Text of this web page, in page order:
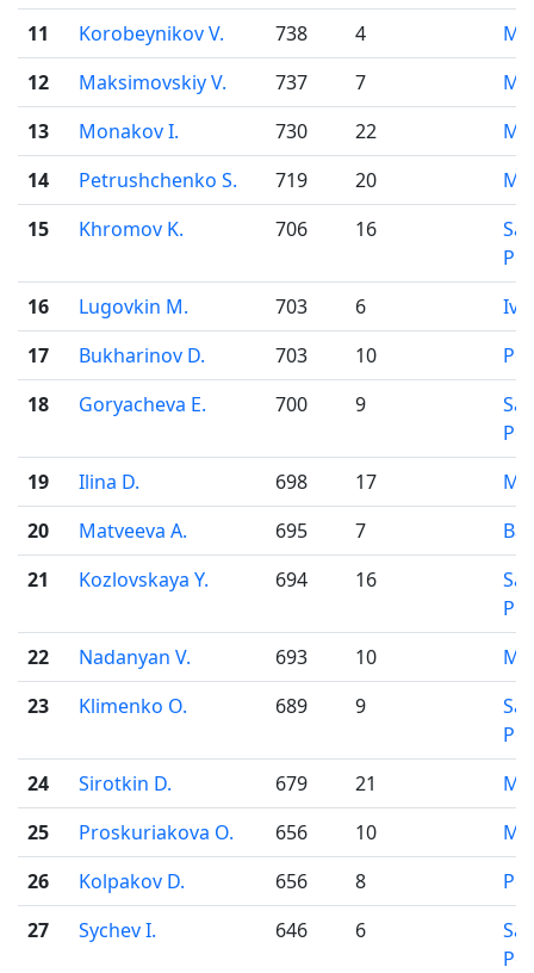
11
Korobeynikov V. 738 4
12
Maksimovskiy V. 737 7
13
Monakov I. 730 22
14
Petrushchenko S. 719 20
15
Khromov K. 706 16
16
Lugovkin M. 703 6
17
Bukharinov D. 703 10
18
Goryacheva E. 700 9
19
Ilina D. 698 17
20
Matveeva A. 695 7
21
Kozlovskaya Y. 694 16
22
Nadanyan V. 693 10
23
Klimenko O. 689 9
24
Sirotkin D. 679 21
25
Proskuriakova O. 656 10
26
Kolpakov D. 656 8
27
Sychev I. 646 6